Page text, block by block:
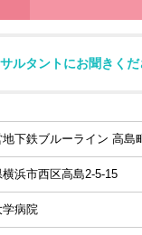
ルタントにお聞きくだ
下鉄ブルーライン 高島
浜市西区高島2-5-15
学病院